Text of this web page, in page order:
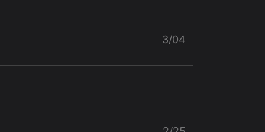
3/04